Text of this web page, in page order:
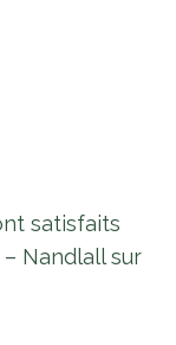
satisfaits
Nandlall sur